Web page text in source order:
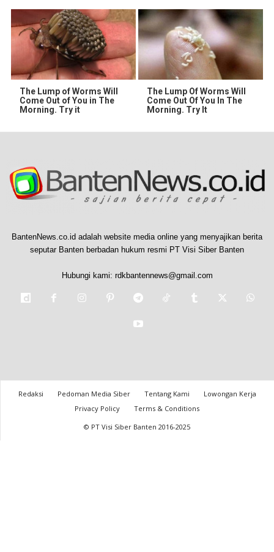
The Lump of Worms Will
Come Out of You in The
Morning. Try it
The Lump Of Worms Will
Come Out Of You In The
Morning. Try It
BantenNews.co.id adalah website media online yang menyajikan berita
seputar Banten berbadan hukum resmi PT Visi Siber Banten
Hubungi kami: rdkbantennews@gmail.com
Redaksi Pedoman Media Siber Tentang Kami
Lowongan Kerja
Privacy Policy
Terms & Conditions
© PT Visi Siber Banten 2016-2025